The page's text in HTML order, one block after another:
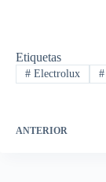
Etiquetas
#Electrolux #
ANTERIOR